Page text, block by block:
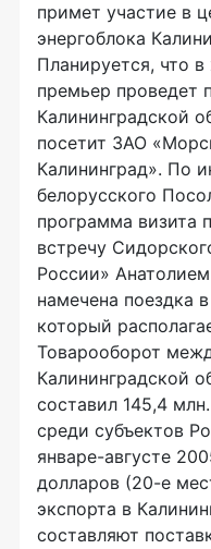
примет участие в
энергоблока
Планируется, что
премьер проведет
Калининградской
посетит ЗАО
Калининград». По
белорусского
программа визита
встречу
России»
намечена поездка
который
Товарооборот
Калининградской
составил 145,4
среди субъектов
январе-августе
долларов (20-е
экспорта в
составляют